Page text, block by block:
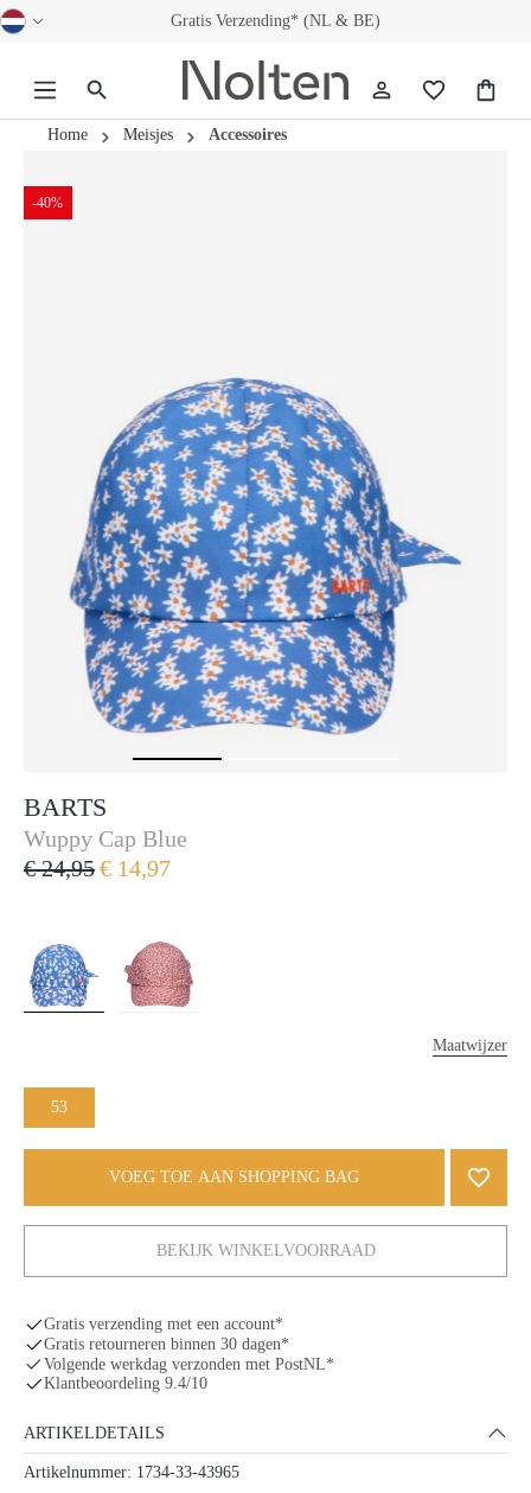
Gratis Verzending* (NL & BE)
Home Meisjes Accessoires
-40%
BARTS
Barts
Wuppy Cap Blue
€ 24,95€ 14,97
Maatwijzer
53
VOEG TOE AAN SHOPPING BAG
BEKIJK WINKELVOORRAAD
Gratis verzending met een account*
Gratis retourneren binnen 30 dagen*
Volgende werkdag verzonden met PostNL*
Klantbeoordeling 9.4/10
ARTIKELDETAILS
Artikelnummer: 1734-33-43965